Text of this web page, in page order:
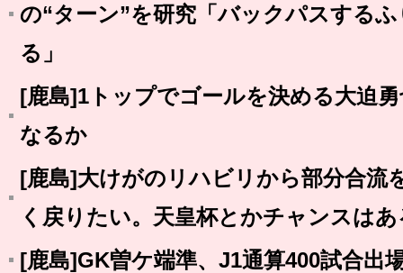
の“ターン”を研究「バックパスする
る」
[鹿島]1トップでゴールを決める大迫
なるか
[鹿島]大けがのリハビリから部分合流
く戻りたい。天皇杯とかチャンスはあ
[鹿島]GK曽ケ端準、J1通算400試合出